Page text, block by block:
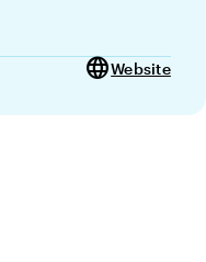
languageWebsite